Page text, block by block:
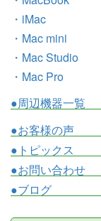
・iMac
・Mac mini
・Mac Studio
・Mac Pro
●周辺機器一覧
●お客様の声
●トピックス
●お問い合わせ
●ブログ